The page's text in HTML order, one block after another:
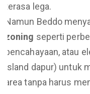
terasa lega.
Namun Beddo
zoning seperti
pencahayaan, atau
island dapur) untuk
area tanpa harus